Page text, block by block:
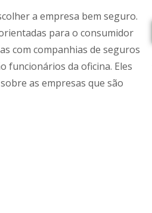
a empresa bem seguro.
para o consumidor
com companhias de seguros
funcionários da oficina. Eles
as empresas que são